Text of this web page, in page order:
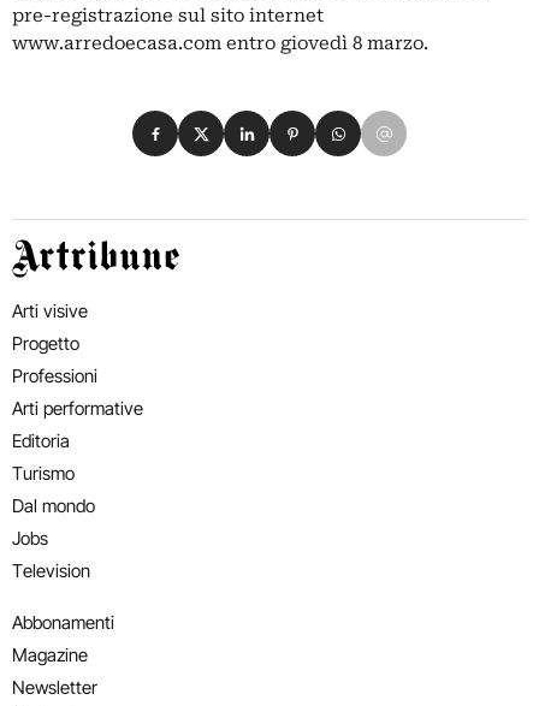
pre-registrazione sul sito internet
www.arredoecasa.com entro giovedì 8 marzo.
Condividi su Facebook
Condividi su X
Condividi su LinkedIn
Condividi su Pinterest
Condividi su WhatsApp
Condividi su Email
Artribune
Arti visive
Progetto
Professioni
Arti performative
Editoria
Turismo
Dal mondo
Jobs
Television
Abbonamenti
Magazine
Newsletter